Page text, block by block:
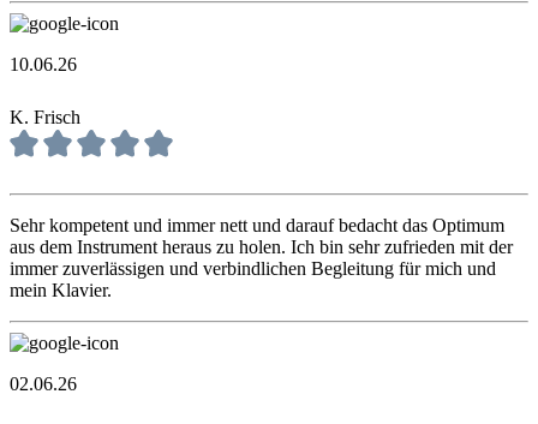
10.06.26
K. Frisch
Sehr kompetent und immer nett und darauf bedacht das Optimum
aus dem Instrument heraus zu holen. Ich bin sehr zufrieden mit der
immer zuverlässigen und verbindlichen Begleitung für mich und
mein Klavier.
02.06.26